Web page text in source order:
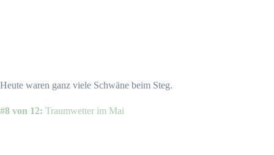
Heute waren ganz viele Schwäne beim Steg.
#8 von 12: Traumwetter im Mai